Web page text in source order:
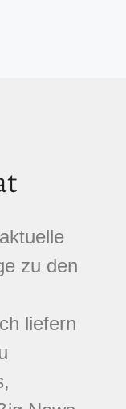
zu den
liefern